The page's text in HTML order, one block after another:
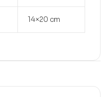
14×20 cm